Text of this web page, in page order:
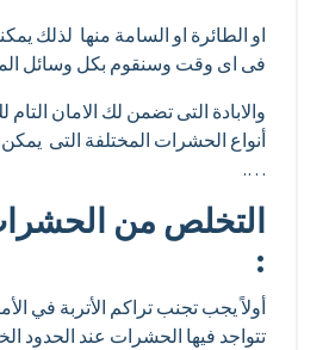
او الطائرة او السامة منها لذلك
فى اى وقت وسنقوم بكل وسائل
والابادة التى تضمن لك الامان التام
أنواع الحشرات المختلفة التى
….
التخلص من
أولاً يجب تجنب تراكم الأتربة في
تتواجد فيها الحشرات عند الحدود